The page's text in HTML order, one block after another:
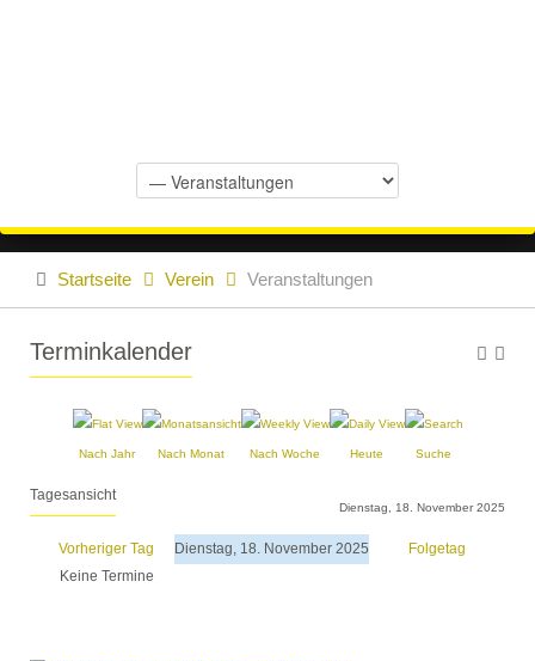
Startseite Verein Veranstaltungen
Terminkalender
Nach Jahr Nach Monat Nach Woche Heute Suche
Tagesansicht
Dienstag, 18. November 2025
Vorheriger Tag Dienstag, 18. November 2025
Folgetag
Keine Termine